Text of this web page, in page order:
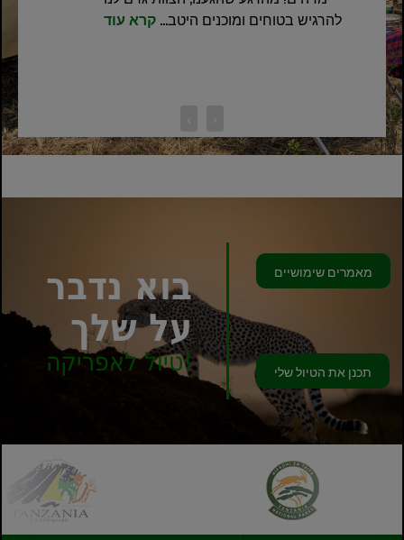
להרגיש בטוחים ומוכנים היטב... קרא עוד
בוא נדבר
על שלך
טיול לאפריקה!
מאמרים שימושיים
תכנן את הטיול שלי